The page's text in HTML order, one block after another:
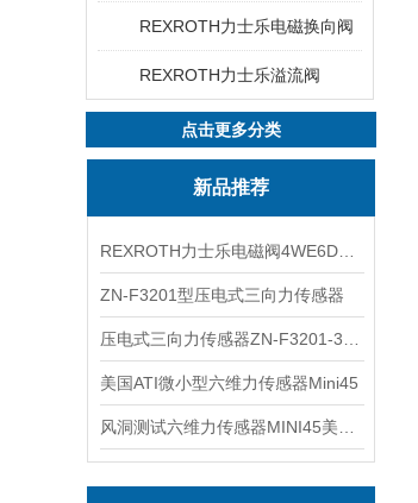
REXROTH力士乐电磁换向阀
REXROTH力士乐溢流阀
点击更多分类
新品推荐
ZN-F3201型压电式三向力传感器
美国ATI微小型六维力传感器Mini45